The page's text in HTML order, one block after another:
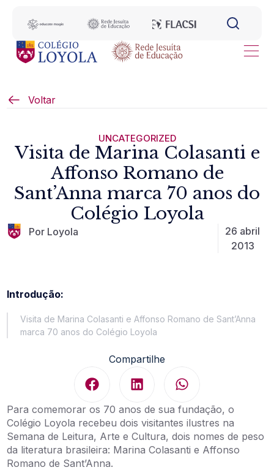
Voltar
UNCATEGORIZED
Visita de Marina Colasanti e
Affonso Romano de
Sant’Anna marca 70 anos do
Colégio Loyola
Por Loyola
26 abril
2013
Introdução:
Visita de Marina Colasanti e Affonso Romano de Sant’Anna
marca 70 anos do Colégio Loyola
Compartilhe
Para comemorar os 70 anos de sua fundação, o
Colégio Loyola recebeu dois visitantes ilustres na
Semana de Leitura, Arte e Cultura, dois nomes de peso
da literatura brasileira: Marina Colasanti e Affonso
Romano de Sant’Anna.